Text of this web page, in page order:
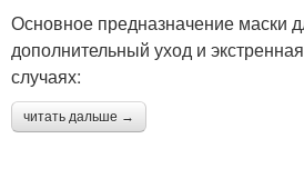
Основное предназначение маски
дополнительный уход и
случаях:
читать дальше →